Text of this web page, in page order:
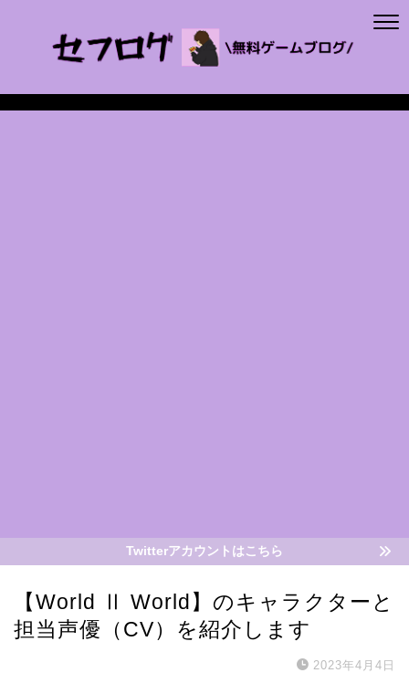
Twitterアカウントはこちら
【World Ⅱ World】のキャラクターと
担当声優（CV）を紹介します
2023年4月4日